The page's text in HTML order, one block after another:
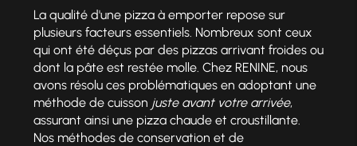
La qualité d'une pizza à emporter repose sur
plusieurs facteurs essentiels. Nombreux sont ceux
qui ont été déçus par des pizzas arrivant froides ou
dont la pâte est restée molle. Chez RENINE, nous
avons résolu ces problématiques en adoptant une
méthode de cuisson juste avant votre arrivée,
assurant ainsi une pizza chaude et croustillante.
Nos méthodes de conservation et de